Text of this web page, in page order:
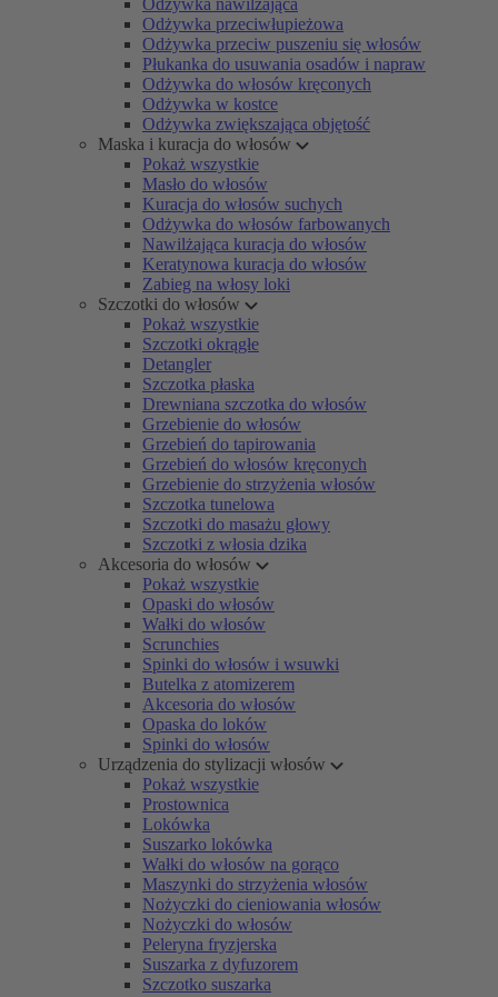
Odżywka nawilżająca
Odżywka przeciwłupieżowa
Odżywka przeciw puszeniu się włosów
Płukanka do usuwania osadów i napraw
Odżywka do włosów kręconych
Odżywka w kostce
Odżywka zwiększająca objętość
Maska i kuracja do włosów
Pokaż wszystkie
Masło do włosów
Kuracja do włosów suchych
Odżywka do włosów farbowanych
Nawilżająca kuracja do włosów
Keratynowa kuracja do włosów
Zabieg na włosy loki
Szczotki do włosów
Pokaż wszystkie
Szczotki okrągłe
Detangler
Szczotka płaska
Drewniana szczotka do włosów
Grzebienie do włosów
Grzebień do tapirowania
Grzebień do włosów kręconych
Grzebienie do strzyżenia włosów
Szczotka tunelowa
Szczotki do masażu głowy
Szczotki z włosia dzika
Akcesoria do włosów
Pokaż wszystkie
Opaski do włosów
Wałki do włosów
Scrunchies
Spinki do włosów i wsuwki
Butelka z atomizerem
Akcesoria do włosów
Opaska do loków
Spinki do włosów
Urządzenia do stylizacji włosów
Pokaż wszystkie
Prostownica
Lokówka
Suszarko lokówka
Wałki do włosów na gorąco
Maszynki do strzyżenia włosów
Nożyczki do cieniowania włosów
Nożyczki do włosów
Peleryna fryzjerska
Suszarka z dyfuzorem
Szczotko suszarka